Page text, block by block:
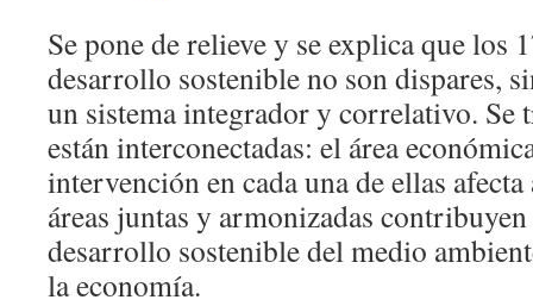
Se pone de relieve y se explica que los
desarrollo sostenible no son dispares,
un sistema integrador y correlativo. Se
están interconectadas: el área
intervención en cada una de ellas afecta
áreas juntas y armonizadas
desarrollo sostenible del medio
la economía.